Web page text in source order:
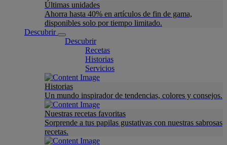
Últimas unidades
Ahorra hasta 40% en artículos de fin de gama,
disponibles solo por tiempo limitado.
Descubrir
Descubrir
Recetas
Historias
Servicios
Historias
Un mundo inspirador de tendencias, colores y consejos.
Nuestras recetas favoritas
Sorprende a tus papilas gustativas con nuestras sabrosas
recetas.